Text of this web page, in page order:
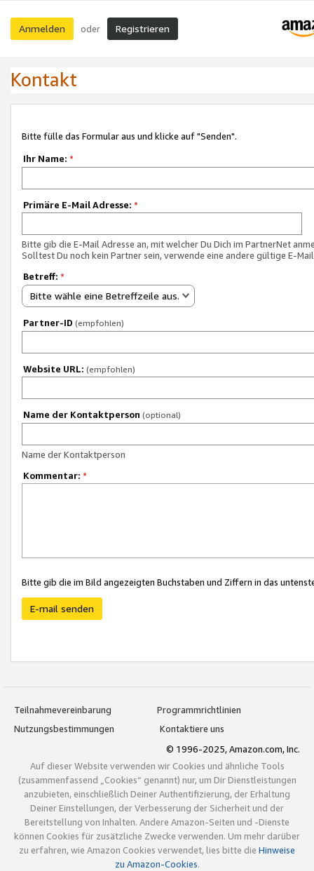
Anmelden oder Registrieren
Kontakt
Bitte fülle das Formular aus und klicke auf "Senden".
Ihr Name: *
Primäre E-Mail Adresse: *
Bitte gib die E-Mail Adresse an, mit welcher Du Dich im PartnerNet
Solltest Du noch kein Partner sein, verwende eine andere gültige E-
Betreff: *
Bitte wähle eine Betreffzeile aus.
Partner-ID (empfohlen)
Website URL: (empfohlen)
Name der Kontaktperson (optional)
Name der Kontaktperson
Kommentar: *
Bitte gib die im Bild angezeigten Buchstaben und Ziffern in das
E-mail senden
Teilnahmevereinbarung
Programmrichtlinien
Nutzungsbestimmungen
Kontaktiere uns
© 1996-2025, Amazon.com, Inc.
Auf dieser Website verwenden wir Cookies und ähnliche Tools
(zusammenfassend „Cookies“ genannt) nur, um Dir Dienstleistungen
anzubieten, einschließlich Deiner Authentifizierung, der Erhaltung
Deiner Einstellungen, der Verbesserung der Sicherheit und der
Bereitstellung von Inhalten. Andere Amazon-Seiten und -Dienste
können Cookies für zusätzliche Zwecke verwenden. Um mehr darüber
zu erfahren, wie Amazon Cookies verwendet, lies bitte die Hinweise
zu Amazon-Cookies.